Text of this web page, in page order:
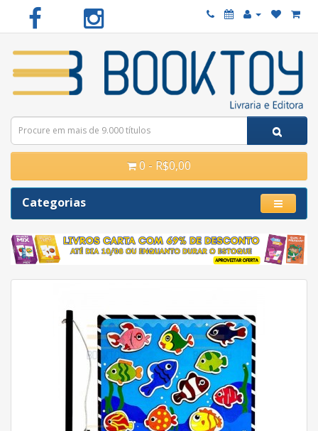
0 - R$0,00
Categorias